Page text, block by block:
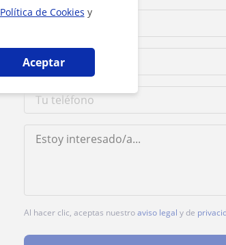
Política de Cookies y
Aceptar
Al hacer clic, aceptas nuestroaviso legal y de